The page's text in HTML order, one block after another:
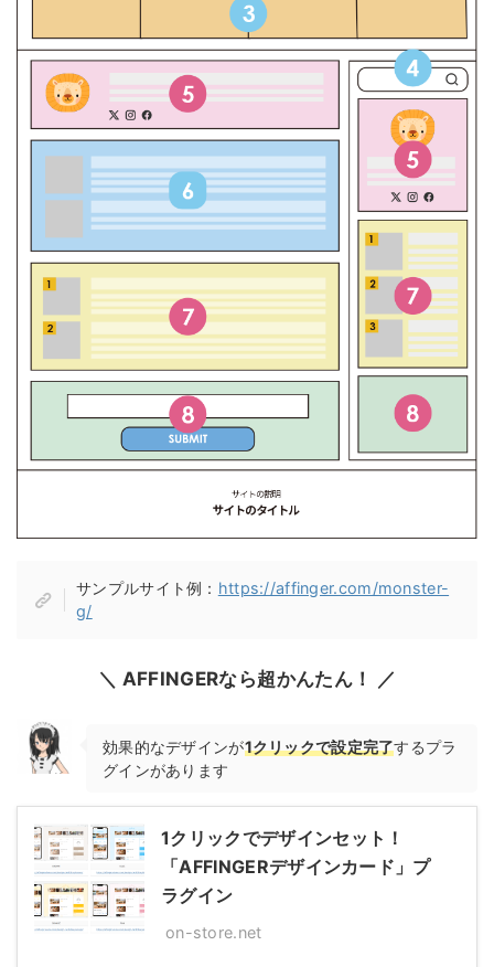
サンプルサイト例： https://affinger.com/monster-
g/
＼ AFFINGERなら超かんたん！ ／
効果的なデザインが1クリックで設定完了するプラ
グインがあります
1クリックでデザインセット！
「AFFINGERデザインカード」プ
ラグイン
on-store.net